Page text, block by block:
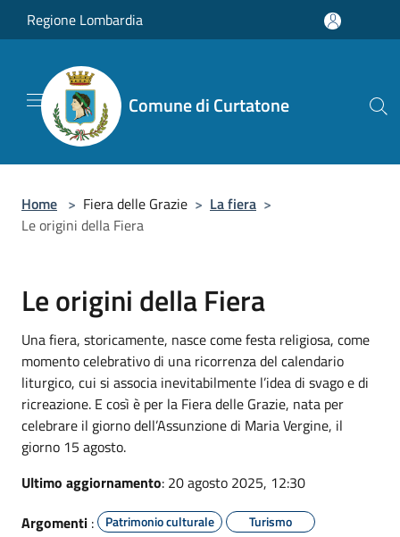
Salta al contenuto principale
Regione Lombardia
Comune di Curtatone
Home > Fiera delle Grazie > La fiera >
Le origini della Fiera
Le origini della Fiera
Una fiera, storicamente, nasce come festa religiosa, come
momento celebrativo di una ricorrenza del calendario
liturgico, cui si associa inevitabilmente l’idea di svago e di
ricreazione. E così è per la Fiera delle Grazie, nata per
celebrare il giorno dell’Assunzione di Maria Vergine, il
giorno 15 agosto.
Ultimo aggiornamento: 20 agosto 2025, 12:30
Argomenti : Patrimonio culturale Turismo